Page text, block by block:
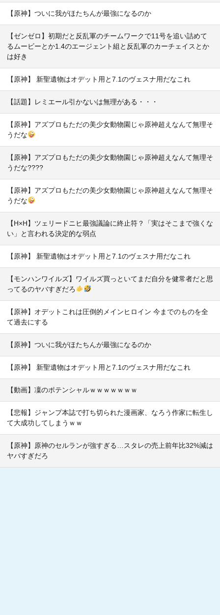
【原神】ついに我がほたちんが最強になるのか
【ゼンゼロ】初期だと反乱軍のチームワークで11号を追い詰めて
るムービーとか1.4のエージェント組と反乱軍のカーチェイスとか
は好き
【原神】 新聖遺物はオデット用と7.1のヴェスナ用だなこれ
【話題】レミエール引かないは無理がある・・・
【原神】アズプロもただの美少女動物園じゃ原神超えなんて無理そ
うだな
【原神】アズプロもただの美少女動物園じゃ原神超えなんて無理そ
うだな????
【原神】アズプロもただの美少女動物園じゃ原神超えなんて無理そ
うだな
【H×H】ツェリードニヒ最強議論に終止符？「実はそこまで強くな
い」と言われる決定的な弱点
【原神】 新聖遺物はオデット用と7.1のヴェスナ用だなこれ
【モンハンワイルズ】ワイルズ買っといてまだ自分を健常者だと思
ってるのヤバすぎだろ
【原神】オデットこれは圧倒的メインヒロイン 今までのものを全
て過去にする
【原神】ついに我がほたちんが最強になるのか
【原神】 新聖遺物はオデット用と7.1のヴェスナ用だなこれ
【動画】凜のポテンシャルｗｗｗｗｗｗｗ
【悲報】ジャンプ本誌で打ち切られた漫画家、なろう作家に転生し
て大成功してしまうｗｗ
【原神】原神のセルランが強すぎる…スタレの売上前年比32%減は
ヤバすぎだろ